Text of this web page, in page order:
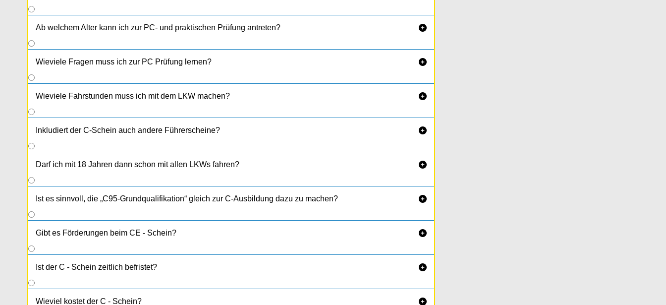
Ab welchem Alter kann ich zur PC- und praktischen Prüfung antreten? 
Wieviele Fragen muss ich zur PC Prüfung lernen? 
Wieviele Fahrstunden muss ich mit dem LKW machen? 
Inkludiert der C-Schein auch andere Führerscheine? 
Darf ich mit 18 Jahren dann schon mit allen LKWs fahren? 
Ist es sinnvoll, die „C95-Grundqualifikation“ gleich zur C-Ausbildung dazu zu machen? 
Gibt es Förderungen beim CE - Schein? 
Ist der C - Schein zeitlich befristet? 
Wieviel kostet der C - Schein? 